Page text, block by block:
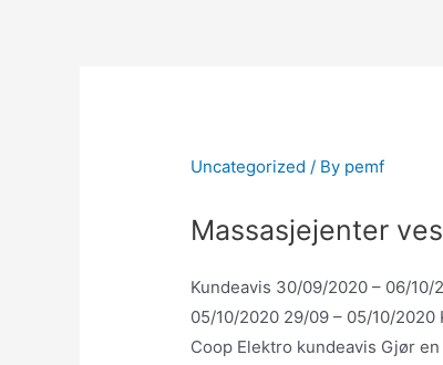
Uncategorized / By pemf
Massasjejenter
Kundeavis 30/09/2020 – 06/
05/10/2020 29/09 – 05/10/
Coop Elektro kundeavis Gjør